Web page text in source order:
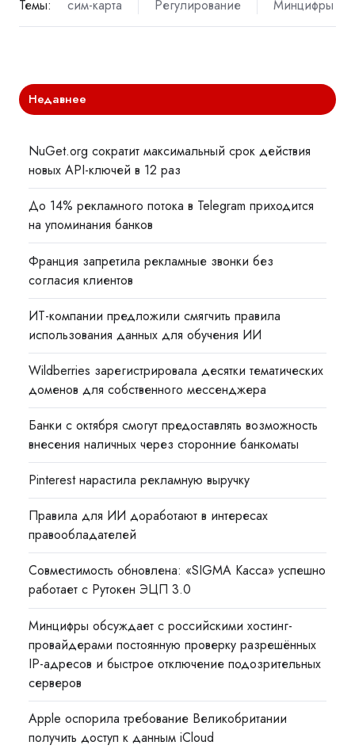
Темы: сим-карта Регулирование Минцифры
Недавнее
NuGet.org сократит максимальный срок действия
новых API-ключей в 12 раз
До 14% рекламного потока в Telegram приходится
на упоминания банков
Франция запретила рекламные звонки без
согласия клиентов
ИТ-компании предложили смягчить правила
использования данных для обучения ИИ
Wildberries зарегистрировала десятки тематических
доменов для собственного мессенджера
Банки с октября смогут предоставлять возможность
внесения наличных через сторонние банкоматы
Pinterest нарастила рекламную выручку
Правила для ИИ доработают в интересах
правообладателей
Совместимость обновлена: «SIGMA Касса» успешно
работает с Рутокен ЭЦП 3.0
Минцифры обсуждает с российскими хостинг-
провайдерами постоянную проверку разрешённых
IP-адресов и быстрое отключение подозрительных
серверов
Apple оспорила требование Великобритании
получить доступ к данным iCloud